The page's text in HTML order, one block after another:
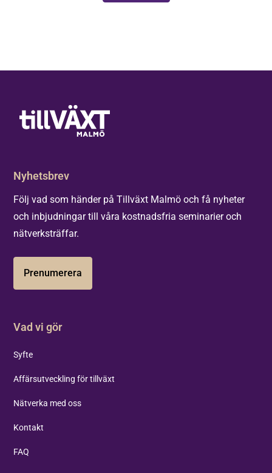
Nyhetsbrev
Följ vad som händer på Tillväxt Malmö och få nyheter
och inbjudningar till våra kostnadsfria seminarier och
nätverksträffar.
Prenumerera
Vad vi gör
Syfte
Affärsutveckling för tillväxt
Nätverka med oss
Kontakt
FAQ